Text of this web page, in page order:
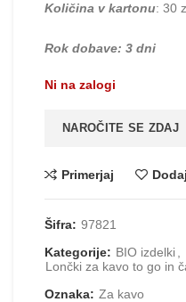
Količina v kartonu: 30
Rok dobave: 3 dni
Ni na zalogi
NAROČITE SE ZDAJ
Primerjaj
Šifra: 97821
Kategorije: BIO izdelki
Lončki za kavo to go in
Oznaka: Za kavo